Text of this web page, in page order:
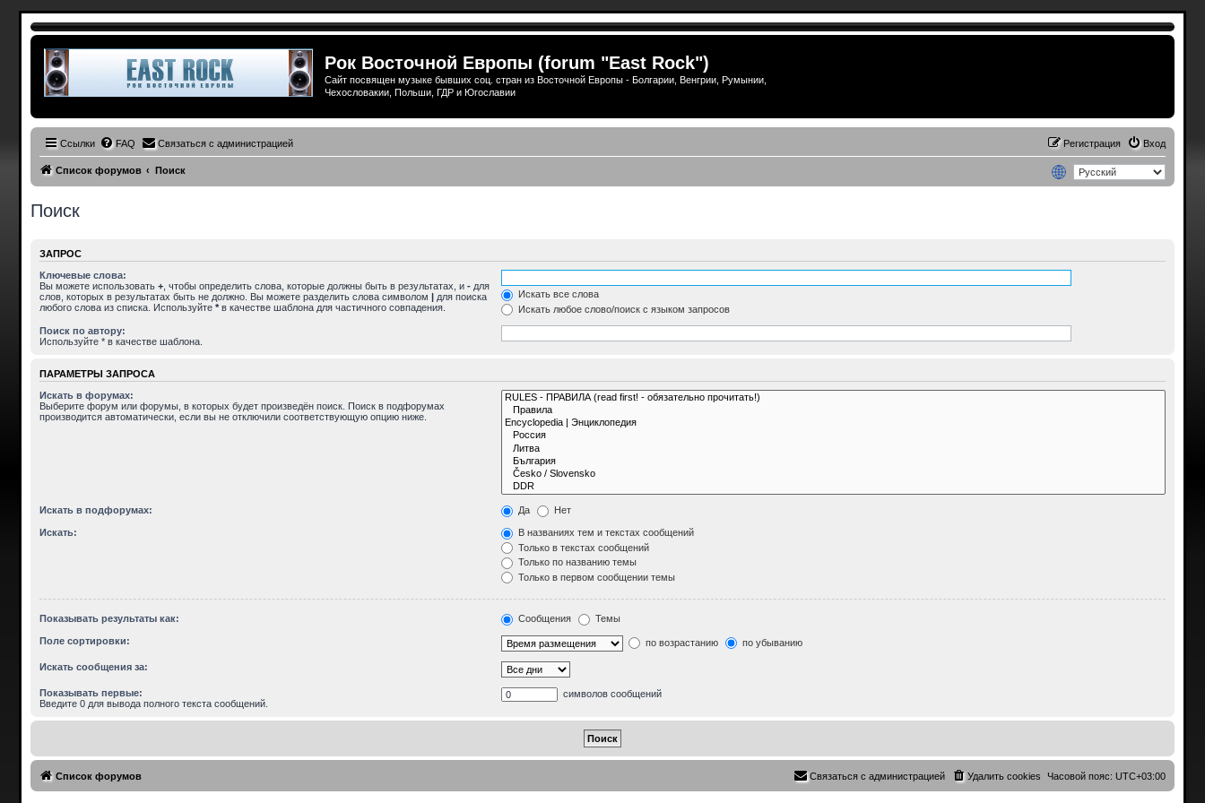
Рок Восточной Европы (forum "East Rock")
Сайт посвящен музыке бывших соц. стран из Восточной Европы - Болгарии, Венгрии, Румынии,
Чехословакии, Польши, ГДР и Югославии
Ссылки FAQ Связаться с администрацией Вход
Регистрация
Список форумов Поиск
Поиск
ЗАПРОС
Ключевые слова:
Вы можете использовать +, чтобы определить слова, которые должны быть в результатах, и -для
слов, которых в результатах быть не должно. Вы можете разделить слова символом |для поиска
любого слова из списка. Используйте *в качестве шаблона для частичного совпадения.
Искать все слова
Искать любое слово/поиск с языком запросов
Поиск по автору:
Используйте * в качестве шаблона.
ПАРАМЕТРЫ ЗАПРОСА
Искать в форумах:
Выберите форум или форумы, в которых будет произведён поиск. Поиск в подфорумах
производится автоматически, если вы не отключили соответствующую опцию ниже.
Искать в подфорумах: Да Нет
Искать:
В названиях тем и текстах сообщений
Только в текстах сообщений
Только по названию темы
Только в первом сообщении темы
Показывать результаты как: Сообщения Темы
Поле сортировки: по возрастанию по убыванию
Искать сообщения за:
Показывать первые:
Введите 0 для вывода полного текста сообщений.
символов сообщений
Список форумов Часовой пояс:UTC+03:00
Удалить cookies
Связаться с администрацией